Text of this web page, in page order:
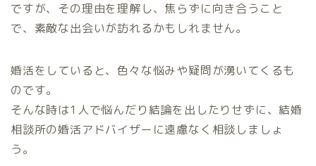
ですが、その理由を理解し、焦らずに向き合うこと
で、素敵な出会いが訪れるかもしれません。
婚活をしていると、色々な悩みや疑問が湧いてくるも
のです。
そんな時は1人で悩んだり結論を出したりせずに、結婚
相談所の婚活アドバイザーに遠慮なく相談しましょ
う。